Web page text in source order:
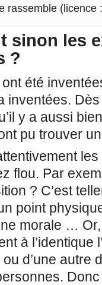
rassemble (licence
sinon les
?
été
inventées.
y a aussi
pu trouver
flou. Par
? C’est
point
morale …
à l’identique
d’une autre